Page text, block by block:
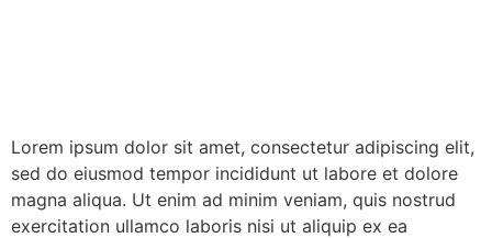
Lorem ipsum dolor sit amet, consectetur adipiscing elit,
sed do eiusmod tempor incididunt ut labore et dolore
magna aliqua. Ut enim ad minim veniam, quis nostrud
exercitation ullamco laboris nisi ut aliquip ex ea